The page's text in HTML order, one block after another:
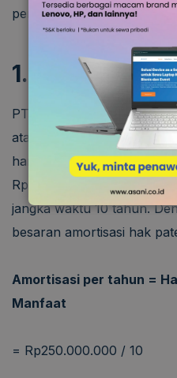
perhitungannya.
1. Contoh
PT Semarak Raya berhasil
atas penciptaan sebuah
harga perolehan hak
Rp250.000.000. Hak
jangka waktu 10 tahun.
besaran amortisasi hak
Amortisasi per tahun =
Manfaat
= Rp250.000.000 / 10